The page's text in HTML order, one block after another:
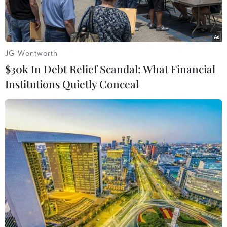
Tàu đổ bộ USS Kearsarge của hải quân Mỹ cập cảng ở
Stockholm (Thụy Sĩ) để tham gia cuộc tập trận "Baltops 22" trên
biển Baltic. (Ảnh: The Defense Post/TTXVN)
Theo Reuters, hãng tin TASS ngày 30/6 dẫn lời
Ngoại trưởng Nga Sergei Lavrov cho rằng quyết
định của các thành viên Tổ chức Hiệp ước Bắc
Đại Tây Dương (NATO) về việc tăng chi tiêu
JG Wentworth
$30k In Debt Relief Scandal: What Financial
Institutions Quietly Conceal